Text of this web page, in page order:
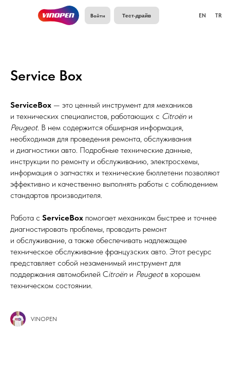
Тест-драйв
Войти TR
EN
Service Box
ServiceBox — это ценный инструмент для механиков
и технических специалистов, работающих с Citroën и
Peugeot. В нем содержится обширная информация,
необходимая для проведения ремонта, обслуживания
и диагностики авто. Подробные технические данные,
инструкции по ремонту и обслуживанию, электросхемы,
информация о запчастях и технические бюллетени позволяют
эффективно и качественно выполнять работы с соблюдением
стандартов производителя.
Работа с ServiceBox помогает механикам быстрее и точнее
диагностировать проблемы, проводить ремонт
и обслуживание, а также обеспечивать надлежащее
техническое обслуживание французских авто. Этот ресурс
представляет собой незаменимый инструмент для
поддержания автомобилей Citroën и Peugeot в хорошем
техническом состоянии.
VINOPEN